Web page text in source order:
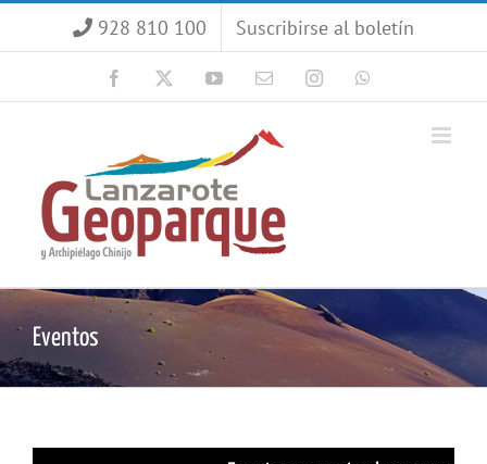
928 810 100 Suscribirse al boletín
Facebook YouTubeCorreoInstagram
Eventos